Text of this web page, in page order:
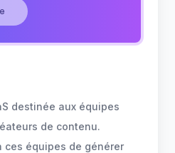
destinée aux équipes
de contenu.
ces équipes de générer